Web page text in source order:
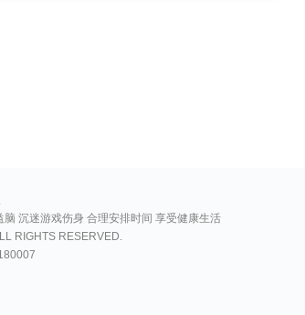
沉迷游戏伤身 合理安排时间 享受健康生活
RIGHTS RESERVED.